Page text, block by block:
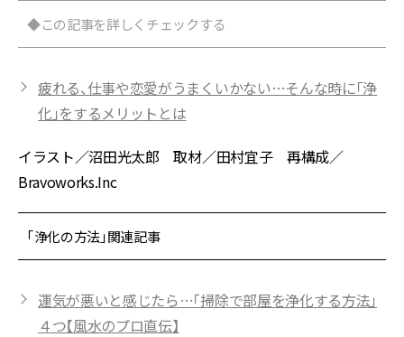
◆この記事を詳しくチェックする
疲れる、仕事や恋愛がうまくいかない…そんな時に「浄
化」をするメリットとは
イラスト／沼田光太郎 取材／田村宜子 再構成／
Bravoworks.Inc
「浄化の方法」関連記事
運気が悪いと感じたら…「掃除で部屋を浄化する方法」
４つ【風水のプロ直伝】